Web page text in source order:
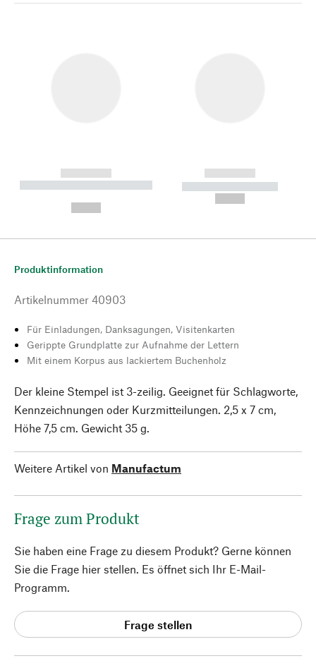
------------
----------- ----------- --------
------------
----------- -----------
Produktinformation
Artikelnummer 40903
Für Einladungen, Danksagungen, Visitenkarten
Gerippte Grundplatte zur Aufnahme der Lettern
Mit einem Korpus aus lackiertem Buchenholz
Der kleine Stempel ist 3-zeilig. Geeignet für Schlagworte,
Kennzeichnungen oder Kurzmitteilungen. 2,5 x 7 cm,
Höhe 7,5 cm. Gewicht 35 g.
Weitere Artikel von Manufactum
Frage zum Produkt
Sie haben eine Frage zu diesem Produkt? Gerne können
Sie die Frage hier stellen. Es öffnet sich Ihr E-Mail-
Programm.
Frage stellen